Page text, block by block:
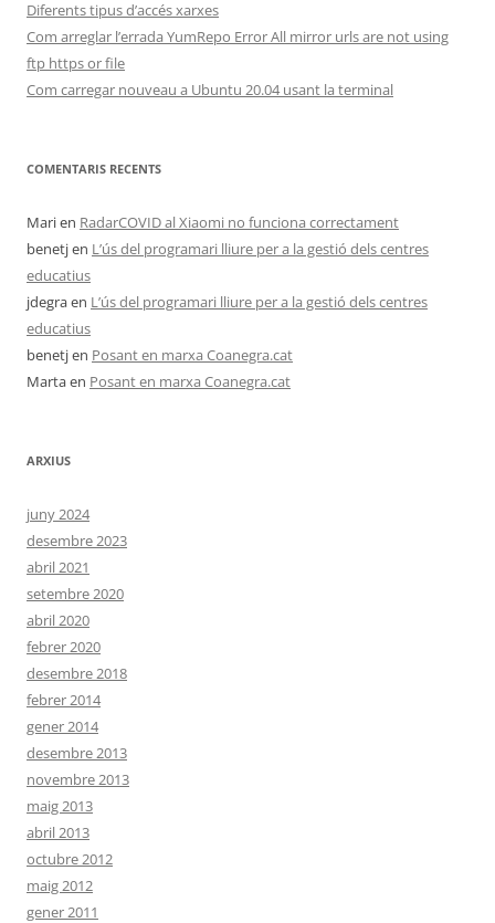
Diferents tipus d’accés xarxes
Com arreglar l’errada YumRepo Error All mirror urls are not using
ftp https or file
Com carregar nouveau a Ubuntu 20.04 usant la terminal
COMENTARIS RECENTS
Marien RadarCOVID al Xiaomi no funciona correctament
benetjen L’ús del programari lliure per a la gestió dels centres
educatius
jdegraen L’ús del programari lliure per a la gestió dels centres
educatius
benetjen Posant en marxa Coanegra.cat
Martaen Posant en marxa Coanegra.cat
ARXIUS
juny 2024
desembre 2023
abril 2021
setembre 2020
abril 2020
febrer 2020
desembre 2018
febrer 2014
gener 2014
desembre 2013
novembre 2013
maig 2013
abril 2013
octubre 2012
maig 2012
gener 2011